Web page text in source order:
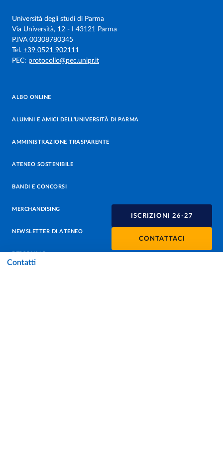
ISCRIZIONI 26-27
CONTATTACI
Contatti
Università degli studi di Parma
Via Università, 12 - I 43121 Parma
P.IVA 00308780345
Tel. +39 0521 902111
PEC: protocollo@pec.unipr.it
ALBO ONLINE
ALUMNI E AMICI DELL’UNIVERSITÀ DI PARMA
AMMINISTRAZIONE TRASPARENTE
ATENEO SOSTENIBILE
BANDI E CONCORSI
MERCHANDISING
NEWSLETTER DI ATENEO
PERSONALE